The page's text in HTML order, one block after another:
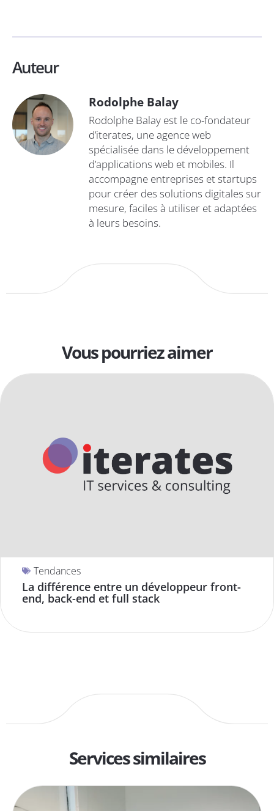
Auteur
Rodolphe Balay
Rodolphe Balay est le co-fondateur
d’iterates, une agence web
spécialisée dans le développement
d’applications web et mobiles. Il
accompagne entreprises et startups
pour créer des solutions digitales sur
mesure, faciles à utiliser et adaptées
à leurs besoins.
Vous pourriez aimer
Tendances
La différence entre un développeur front-
end, back-end et full stack
Services similaires